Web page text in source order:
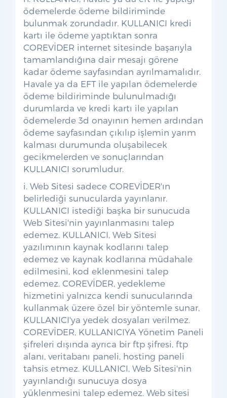
ödemelerde ödeme bildiriminde
bulunmak zorundadır. KULLANICI kredi
kartı ile ödeme yaptıktan sonra
COREVİDER internet sitesinde başarıyla
tamamlandığına dair mesajı görene
kadar ödeme sayfasından ayrılmamalıdır.
Havale ya da EFT ile yapılan ödemelerde
ödeme bildiriminde bulunulmadığı
durumlarda ve kredi kartı ile yapılan
ödemelerde 3d onayının hemen ardından
ödeme sayfasından çıkılıp işlemin yarım
kalması durumunda oluşabilecek
gecikmelerden ve sonuçlarından
KULLANICI sorumludur.
i. Web Sitesi sadece COREVİDER'ın
belirlediği sunucularda yayınlanır.
KULLANICI istediği başka bir sunucuda
Web Sitesi'nin yayınlanmasını talep
edemez. KULLANICI, Web Sitesi
yazılımının kaynak kodlarını talep
edemez ve kaynak kodlarına müdahale
edilmesini, kod eklenmesini talep
edemez. COREVİDER, yedekleme
hizmetini yalnızca kendi sunucularında
kullanmak üzere özel bir yöntemle sunar,
KULLANICI'ya yedek dosyaları verilmez.
COREVİDER, KULLANICIYA Yönetim Paneli
şifreleri dışında ayrıca bir ftp şifresi, ftp
alanı, veritabanı paneli, hosting paneli
tahsis etmez. KULLANICI, Web Sitesi'nin
yayınlandığı sunucuya dosya
yüklenmesini talep edemez. Web sitesi